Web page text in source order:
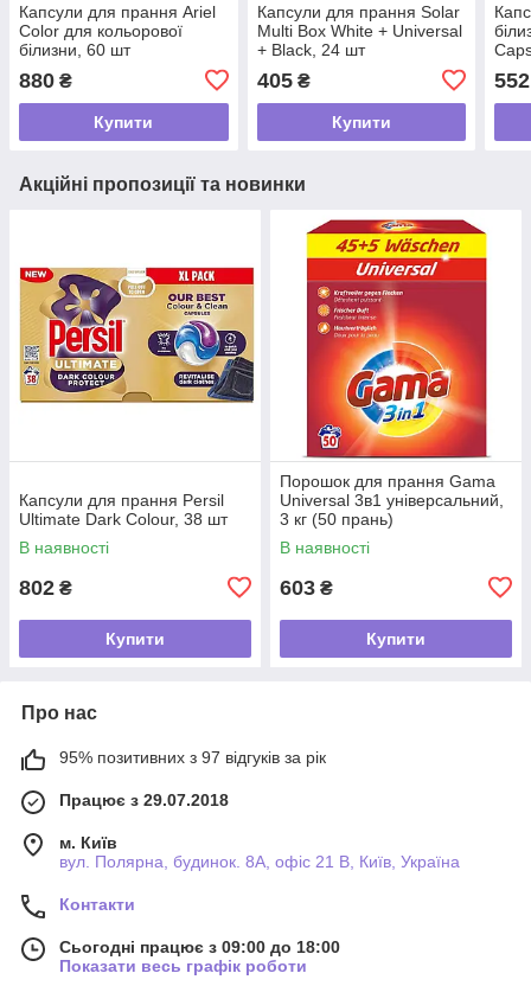
Капсули для прання Ariel
Color для кольорової
білизни, 60 шт
880 ₴
Купити
Капсули для прання Solar
Multi Box White + Universal
+ Black, 24 шт
405₴
Купити
552
Акційні пропозиції та новинки
Капсули для прання Persil
Ultimate Dark Colour, 38 шт
В наявності
802 ₴
Купити
Порошок для прання Gama
Universal 3в1 універсальний,
3 кг (50 прань)
В наявності
603 ₴
Купити
Про нас
95% позитивних з 97 відгуків за рік
Працює з 29.07.2018
м. Київ
вул. Полярна, будинок. 8А, офіс 21 В, Київ, Україна
Контакти
Сьогодні працює з 09:00 до 18:00
Показати весь графік роботи